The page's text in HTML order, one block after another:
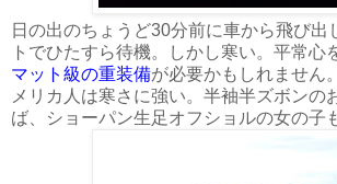
日の出のちょうど30分前に車から飛び出
トでひたすら待機。しかし寒い。平常心
マット級の重装備が必要かもしれません
メリカ人は寒さに強い。半袖半ズボンの
ば、ショーパン生足オフショルの女の子